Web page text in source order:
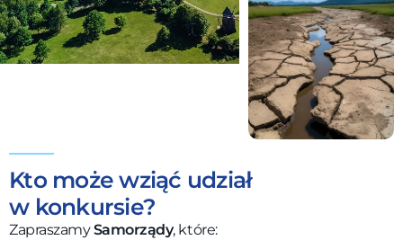
Kto może wziąć udział
w konkursie?
ZapraszamySamorządy, które: